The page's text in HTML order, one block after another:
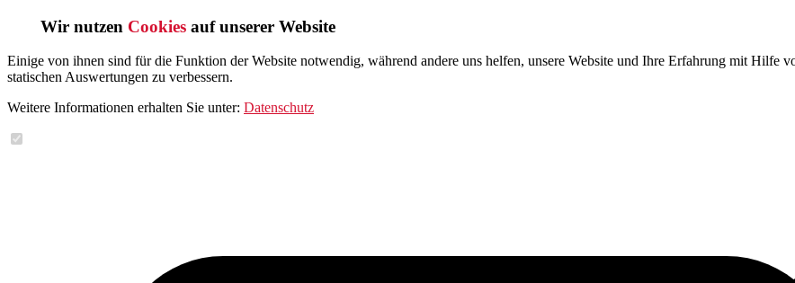
Wir nutzen Cookies auf unserer Website
Einige von ihnen sind für die Funktion der Website notwendig, während andere uns helfen, unsere Website und Ihre Erfahrung mit Hilfe
statischen Auswertungen zu verbessern.
Weitere Informationen erhalten Sie unter: Datenschutz